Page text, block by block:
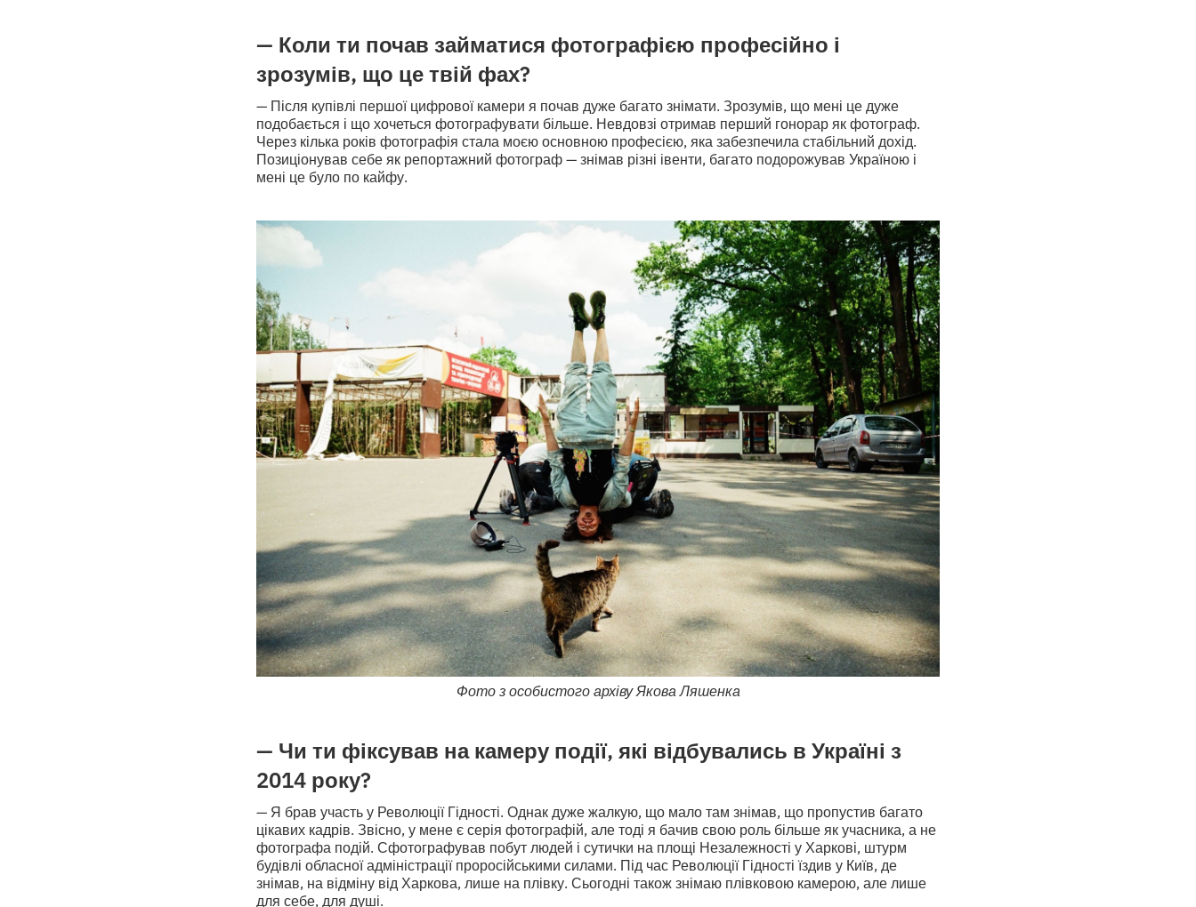
— Коли ти почав займатися фотографією професійно і
зрозумів, що це твій фах?
— Після купівлі першої цифрової камери я почав дуже багато знімати. Зрозумів, що мені це дуже
подобається і що хочеться фотографувати більше. Невдовзі отримав перший гонорар як фотограф.
Через кілька років фотографія стала моєю основною професією, яка забезпечила стабільний дохід.
Позиціонував себе як репортажний фотограф — знімав різні івенти, багато подорожував Україною і
мені це було по кайфу.
Фото з особистого архіву Якова Ляшенка
— Чи ти фіксував на камеру події, які відбувались в Україні з
2014 року?
— Я брав участь у Революції Гідності. Однак дуже жалкую, що мало там знімав, що пропустив багато
цікавих кадрів. Звісно, у мене є серія фотографій, але тоді я бачив свою роль більше як учасника, а не
фотографа подій. Сфотографував побут людей і сутички на площі Незалежності у Харкові, штурм
будівлі обласної адміністрації проросійськими силами. Під час Революції Гідності їздив у Київ, де
знімав, на відміну від Харкова, лише на плівку. Сьогодні також знімаю плівковою камерою, але лише
для себе, для душі.